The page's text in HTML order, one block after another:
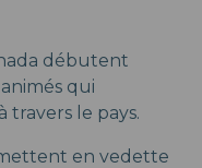
débutent
qui
travers le pays.
en vedette